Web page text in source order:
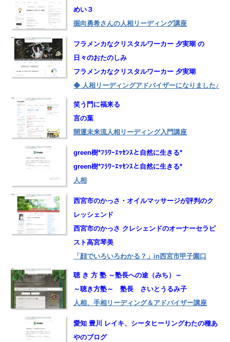
めい３
掘向勇希さんの人相リーディング講座
フラメンカなクリスタルワーカー 夕実瑚 の
日々のおたのしみ
フラメンカなクリスタルワーカー 夕実瑚
◆ 人相リーディングアドバイザーになりました♪
笑う門に福来る
言の葉
開運未来流人相リーディング入門講座
green樹*ﾌﾗﾜｰｴｯｾﾝｽと自然に生きる*
green樹*ﾌﾗﾜｰｴｯｾﾝｽと自然に生きる*
人相
西宮市のかっさ・オイルマッサージが評判のク
レッシェンド
西宮市のかっさ クレシェンドのオーナーセラピ
スト高宮琴美
「顔でいろいろわかる？」in西宮市甲子園口
聴 き 方 塾 ～塾長への途（みち）～
～聴き方塾～ 塾長 さいとうるみ子
人相、手相リーディング＆アドバイザー講座
愛知 豊川 レイキ、シータヒーリングわたの種あ
やのブログ